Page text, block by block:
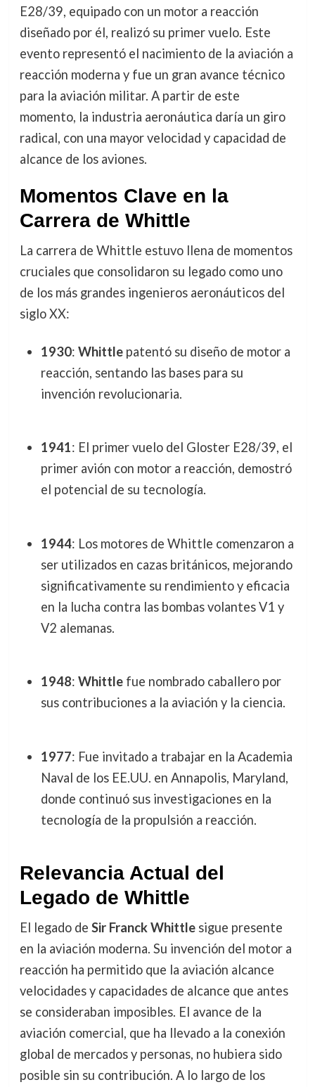
E28/39, equipado con un motor a reacción
diseñado por él, realizó su primer vuelo. Este
evento representó el nacimiento de la aviación a
reacción moderna y fue un gran avance técnico
para la aviación militar. A partir de este
momento, la industria aeronáutica daría un giro
radical, con una mayor velocidad y capacidad de
alcance de los aviones.
Momentos Clave en la
Carrera de Whittle
La carrera de Whittle estuvo llena de momentos
cruciales que consolidaron su legado como uno
de los más grandes ingenieros aeronáuticos del
siglo XX:
1930: Whittlepatentó su diseño de motor a
reacción, sentando las bases para su
invención revolucionaria.
1941: El primer vuelo del Gloster E28/39, el
primer avión con motor a reacción, demostró
el potencial de su tecnología.
1944: Los motores de Whittle comenzaron a
ser utilizados en cazas británicos, mejorando
significativamente su rendimiento y eficacia
en la lucha contra las bombas volantes V1 y
V2 alemanas.
1948: Whittlefue nombrado caballero por
sus contribuciones a la aviación y la ciencia.
1977: Fue invitado a trabajar en la Academia
Naval de los EE.UU. en Annapolis, Maryland,
donde continuó sus investigaciones en la
tecnología de la propulsión a reacción.
Relevancia Actual del
Legado de Whittle
El legado de Sir Franck Whittlesigue presente
en la aviación moderna. Su invención del motor a
reacción ha permitido que la aviación alcance
velocidades y capacidades de alcance que antes
se consideraban imposibles. El avance de la
aviación comercial, que ha llevado a la conexión
global de mercados y personas, no hubiera sido
posible sin su contribución. A lo largo de los